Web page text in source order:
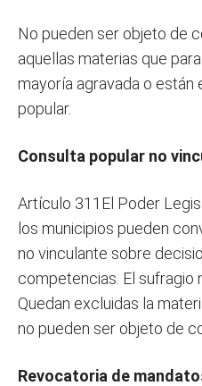
No pueden ser objeto de
aquellas materias que
mayoría agravada o están
popular.
Consulta popular no
Artículo 311El Poder
los municipios pueden
no vinculante sobre
competencias. El sufragio
Quedan excluidas la
no pueden ser objeto de
Revocatoria de